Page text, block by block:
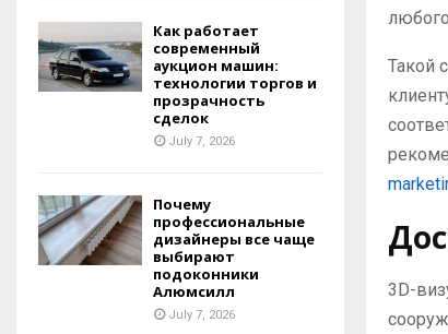
Такой
3D-
Как работает
современный
аукцион машин:
технологии торгов и
прозрачность
сделок
July 7, 2026
Почему
профессиональные
дизайнеры все чаще
выбирают
подоконники
Алюмсилл
July 7, 2026